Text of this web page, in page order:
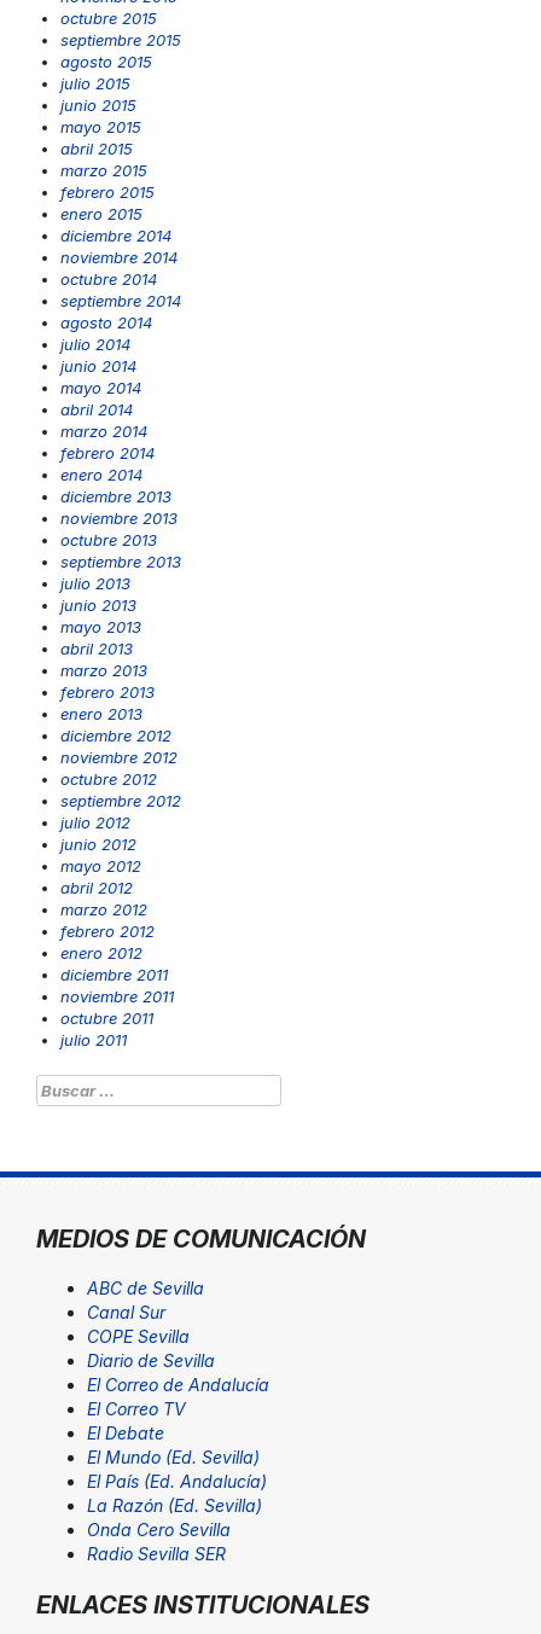
octubre 2015
septiembre 2015
agosto 2015
julio 2015
junio 2015
mayo 2015
abril 2015
marzo 2015
febrero 2015
enero 2015
diciembre 2014
noviembre 2014
octubre 2014
septiembre 2014
agosto 2014
julio 2014
junio 2014
mayo 2014
abril 2014
marzo 2014
febrero 2014
enero 2014
diciembre 2013
noviembre 2013
octubre 2013
septiembre 2013
julio 2013
junio 2013
mayo 2013
abril 2013
marzo 2013
febrero 2013
enero 2013
diciembre 2012
noviembre 2012
octubre 2012
septiembre 2012
julio 2012
junio 2012
mayo 2012
abril 2012
marzo 2012
febrero 2012
enero 2012
diciembre 2011
noviembre 2011
octubre 2011
julio 2011
Buscar:
MEDIOS DE COMUNICACIÓN
ABC de Sevilla
Canal Sur
COPE Sevilla
Diario de Sevilla
El Correo de Andalucía
El Correo TV
El Debate
El Mundo (Ed. Sevilla)
El País (Ed. Andalucía)
La Razón (Ed. Sevilla)
Onda Cero Sevilla
Radio Sevilla SER
ENLACES INSTITUCIONALES